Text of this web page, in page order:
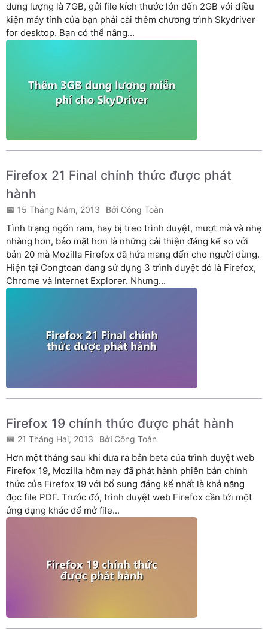
dung lượng là 7GB, gửi file kích thước lớn đến 2GB với điều
kiện máy tính của bạn phải cài thêm chương trình Skydriver
for desktop. Bạn có thể nâng...
Firefox 21 Final chính thức được phát
hành
15 Tháng Năm, 2013 Công Toàn
Tình trạng ngốn ram, hay bị treo trình duyệt, mượt mà và nhẹ
nhàng hơn, bảo mật hơn là những cải thiện đáng kể so với
bản 20 mà Mozilla Firefox đã hứa mang đến cho người dùng.
Hiện tại Congtoan đang sử dụng 3 trình duyệt đó là Firefox,
Chrome và Internet Explorer. Nhưng...
Firefox 19 chính thức được phát hành
21 Tháng Hai, 2013 Công Toàn
Hơn một tháng sau khi đưa ra bản beta của trình duyệt web
Firefox 19, Mozilla hôm nay đã phát hành phiên bản chính
thức của Firefox 19 với bổ sung đáng kể nhất là khả năng
đọc file PDF. Trước đó, trình duyệt web Firefox cần tới một
ứng dụng khác để mở file...